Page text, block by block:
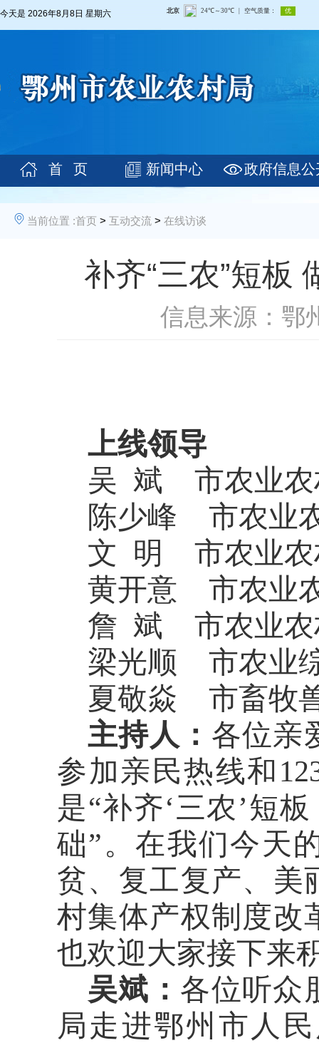
今天是 2026年8月8日 星期六
首 页 新闻中心 政府信息公
当前位置 :首页 > 互动交流 > 在线访谈
补齐“三农”短板
信息来源：鄂
上线领导
吴 斌
市农业
陈少峰
市农业
文 明
市农业
黄开意
市农业
詹 斌
市农业
梁光顺
市农业
夏敬焱
市畜牧
主持人： 各位亲
参加亲民热线和
是“补齐‘三农’短板
础”。在我们今天
贫、复工复产、美
村集体产权制度改
也欢迎大家接下来
吴斌： 各位听众
局走进鄂州市 人